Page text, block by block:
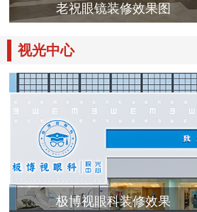
老祝眼镜装修效果图
视光中心
极博视眼科装修效果